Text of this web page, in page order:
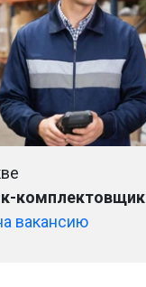
комплектовщик
вакансию